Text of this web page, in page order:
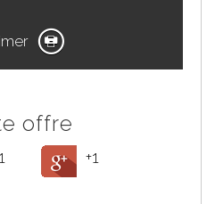
offre
+1